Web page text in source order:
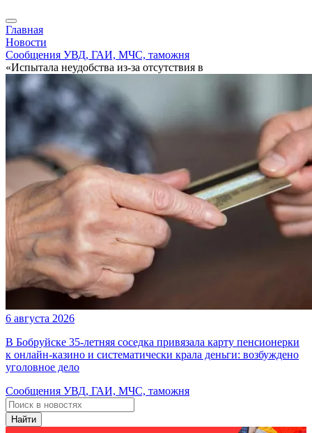
Главная
Новости
Сообщения УВД, ГАИ, МЧС, таможня
«Испытала неудобства из-за отсутствия в
6 августа 2026
В Бобруйске 35-летняя соседка привязала карту пенсионерки
к онлайн-казино и систематически крала деньги: возбуждено
уголовное дело
Сообщения УВД, ГАИ, МЧС, таможня
Найти